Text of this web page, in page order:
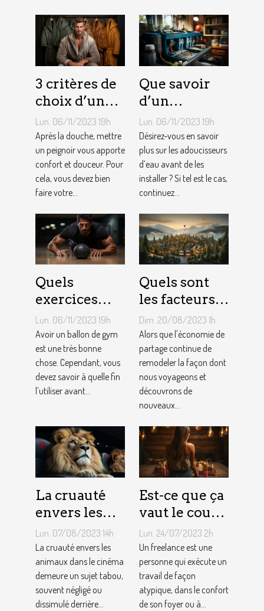
3 critères de
choix d’un
peignoir de
bain pour
homme ?
Lun. 06/11/2023 19h
Après la douche, mettre
un peignoir vous apporte
confort et douceur. Pour
cela, vous devez bien
faire votre...
Que savoir
d’un
adoucisseur
d’eau ?
Lun. 06/11/2023 19h
Désirez-vous en savoir
plus sur les adoucisseurs
d’eau avant de les
installer ? Si tel est le cas,
continuez...
Quels
exercices
pouvez-vous
faire avec un
ballon de
gym ?
Lun. 06/11/2023 19h
Avoir un ballon de gym
est une très bonne
chose. Cependant, vous
devez savoir à quelle fin
l’utiliser avant...
Quels sont
les facteurs
qui sous-
tendent la
tarification
des services
de
conciergerie
Dim. 20/08/2023 1h
Alors que l'économie de
partage continue de
remodeler la façon dont
nous voyageons et
découvrons de
nouveaux...
La cruauté
envers les
animaux
dans le
cinéma : un
sujet tabou
Lun. 07/08/2023 14h
La cruauté envers les
animaux dans le cinéma
demeure un sujet tabou,
souvent négligé ou
dissimulé derrière...
Est-ce que ça
vaut le coup
de devenir
indépendant
?
Lun. 24/07/2023 2h
Un freelance est une
personne qui exécute un
travail de façon
atypique, dans le confort
de son foyer ou à...